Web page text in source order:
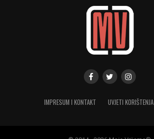
IMPRESUM I KONTAKT UVJETI KORIŠTENJA